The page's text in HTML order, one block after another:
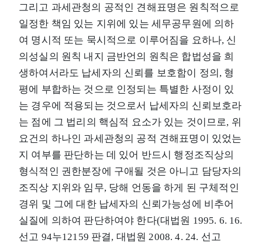
그리고 과세관청의 공적인 견해표명은 원칙적으로
일정한 책임 있는 지위에 있는 세무공무원에 의하
여 명시적 또는 묵시적으로 이루어짐을 요하나, 신
의성실의 원칙 내지 금반언의 원칙은 합법성을 희
생하여서라도 납세자의 신뢰를 보호함이 정의, 형
평에 부합하는 것으로 인정되는 특별한 사정이 있
는 경우에 적용되는 것으로서 납세자의 신뢰보호라
는 점에 그 법리의 핵심적 요소가 있는 것이므로, 위
요건의 하나인 과세관청의 공적 견해표명이 있었는
지 여부를 판단하는 데 있어 반드시 행정조직상의
형식적인 권한분장에 구애될 것은 아니고 담당자의
조직상 지위와 임무, 당해 언동을 하게 된 구체적인
경위 및 그에 대한 납세자의 신뢰가능성에 비추어
실질에 의하여 판단하여야 한다(대법원 1995. 6. 16.
선고 94누12159 판결, 대법원 2008. 4. 24. 선고